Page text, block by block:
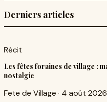
Derniers articles
Récit
Les fêtes foraines de village :
nostalgie
Fete de Village · 4 août 2026